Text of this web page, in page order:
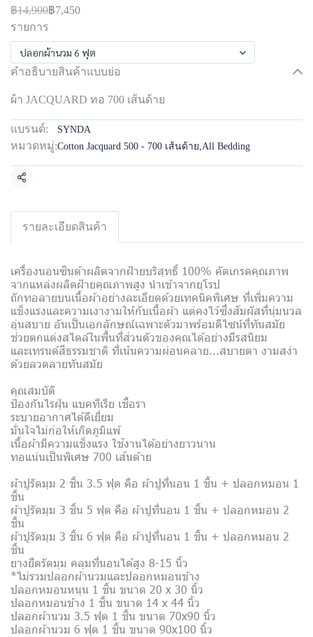
฿14,900฿7,450
รายการ
ปลอกผ้านวม 6 ฟุต
คำอธิบายสินค้าแบบย่อ
ผ้า JACQUARD ทอ 700 เส้นด้าย
แบรนด์: SYNDA
หมวดหมู่:Cotton Jacquard 500 - 700 เส้นด้าย,All Bedding
แชร์
รายละเอียดสินค้า
เครื่องนอนซินด้าผลิตจากฝ้ายบริสุทธิ์ 100% คัดเกรดคุณภาพ
จากแหล่งผลิตฝ้ายคุณภาพสูง นำเข้าจากยุโรป
ถักทอลายบนเนื้อผ้าอย่างละเอียดด้วยเทคนิคพิเศษ ที่เพิ่มความ
แข็งแรงและความเงางามให้กับเนื้อผ้า แต่คงไว้ซึ่งสัมผัสที่นุ่มนวล
อุ่นสบาย อันเป็นเอกลักษณ์เฉพาะตัวมาพร้อมดีไซน์ที่ทันสมัย
ช่วยตกแต่งสไตล์ในพื้นที่ส่วนตัวของคุณได้อย่างมีรสนิยม
และเทรนด์สีธรรมชาติ ที่เน้นความผ่อนคลาย...สบายตา งามสง่า
ด้วยลวดลายทันสมัย
คุณสมบัติ
ป้องกันไรฝุ่น แบคทีเรีย เชื้อรา
ระบายอากาศได้ดีเยี่ยม
มั่นใจไม่ก่อให้เกิดภูมิแพ้
เนื้อผ้ามีความแข็งแรง ใช้งานได้อย่างยาวนาน
ทอแน่นเป็นพิเศษ 700 เส้นด้าย
ผ้าปูรัดมุม 2 ชิ้น 3.5 ฟุต คือ ผ้าปูที่นอน 1 ชิ้น + ปลอกหมอน 1
ชิ้น
ผ้าปูรัดมุม 3 ชิ้น 5 ฟุต คือ ผ้าปูที่นอน 1 ชิ้น + ปลอกหมอน 2
ชิ้น
ผ้าปูรัดมุม 3 ชิ้น 6 ฟุต คือ ผ้าปูที่นอน 1 ชิ้น + ปลอกหมอน 2
ชิ้น
ยางยืดรัดมุม คลุมที่นอนได้สูง 8-15 นิ้ว
*ไม่รวมปลอกผ้านวมและปลอกหมอนข้าง
ปลอกหมอนหนุน 1 ชิ้น ขนาด 20 x 30 นิ้ว
ปลอกหมอนข้าง 1 ชิ้น ขนาด 14 x 44 นิ้ว
ปลอกผ้านวม 3.5 ฟุต 1 ชิ้น ขนาด 70x90 นิ้ว
ปลอกผ้านวม 6 ฟุต 1 ชิ้น ขนาด 90x100 นิ้ว